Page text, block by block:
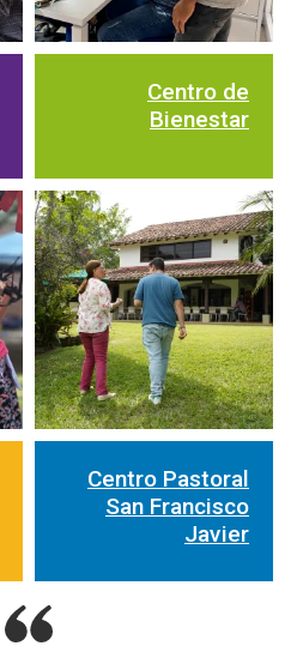
Centro de
Bienestar
Centro Pastoral
San Francisco
Javier